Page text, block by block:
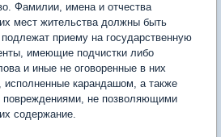
Фамилии, имена и отчества
мест жительства должны быть
приему на государственную
имеющие подчистки либо
и иные не оговоренные в них
исполненные карандашом, а также
повреждениями, не позволяющими
содержание.